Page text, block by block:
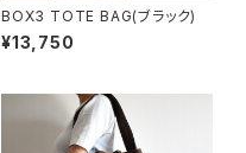
BOX3 TOTE BAG(ブラック)
¥13,750